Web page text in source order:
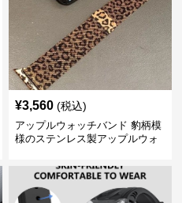
¥3,560 (税込)
アップルウォッチバンド 豹柄模
様のステンレス製アップルウォ